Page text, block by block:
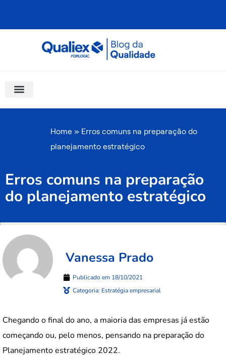
Home » Erros comuns na preparação do
planejamento estratégico
Erros comuns na preparação
do planejamento estratégico
Vanessa Prado
Publicado em 18/10/2021
Categoria: Estratégia empresarial
Chegando o final do ano, a maioria das empresas já estão
começando ou, pelo menos, pensando na preparação do
Planejamento estratégico 2022.